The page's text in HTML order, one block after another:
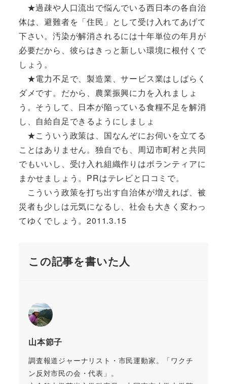
★過疎や人口流出で悩んでいる西日本の各自治
体は、避難者を「住民」として受け入れてあげて
下さい。汚染が解消されるには十年単位の年月が
必要だから、彼らはきっと新しい環境に根付くで
しょう。
★電力不足で、製造業、サービス業はしばらく
ダメです。だから、農業振興に力を入れましょ
う。そうして、日本が陥っている食糧不足を解消
し、自給自足できるようにしましょ
★こういう政策は、国なんぞにお伺いを立てる
ことはありません。独自でも、周辺市町村と共同
でもいいし、受け入れ組織作りはボランティアに
まかせましょう。PRはテレビと口コミで。
こういう政策を打ち出す自治体が増えれば、被
災者も少しは元気になるし、社会も大きく変わっ
てゆくでしょう。2011.3.15
この記事を書いた人
山本節子
調査報道ジャーナリスト・市民運動家。「ワクチ
ン反対市民の会・代表」。